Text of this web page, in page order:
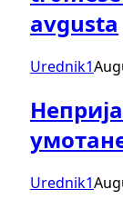
avgusta
Urednik1
Urednik1